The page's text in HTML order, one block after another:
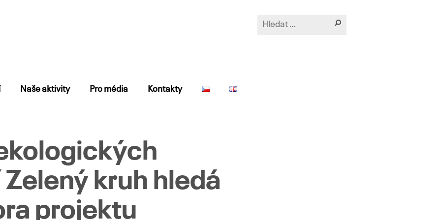
Naše aktivity Pro média Kontakty
kruh hledá
projektu